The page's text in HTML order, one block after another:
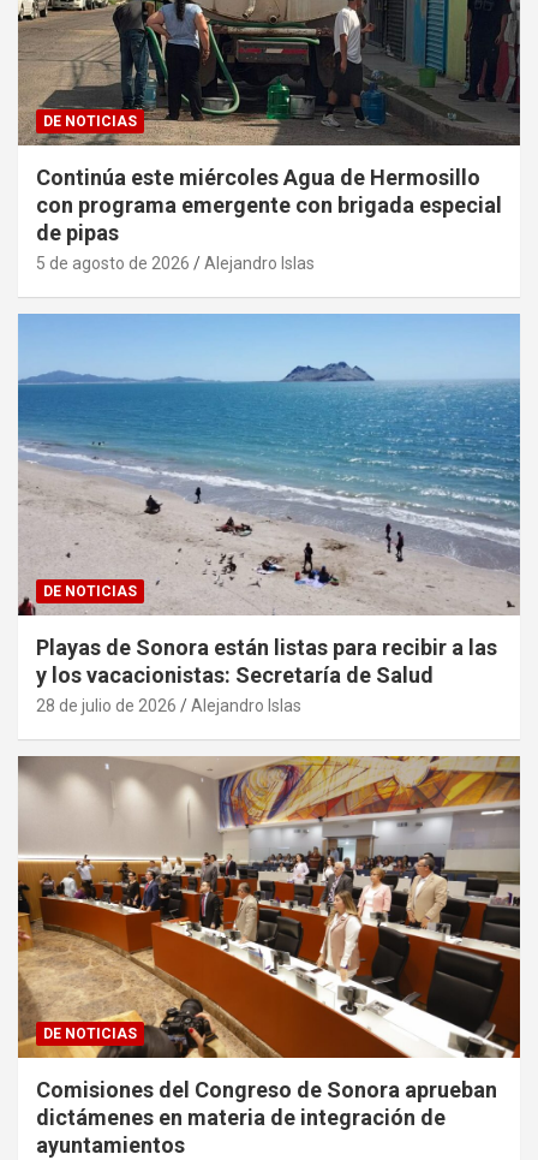
DE NOTICIAS
Continúa este miércoles Agua de Hermosillo
con programa emergente con brigada especial
de pipas
5 de agosto de 2026 Alejandro Islas
DE NOTICIAS
Playas de Sonora están listas para recibir a las
y los vacacionistas: Secretaría de Salud
28 de julio de 2026 Alejandro Islas
DE NOTICIAS
Comisiones del Congreso de Sonora aprueban
dictámenes en materia de integración de
ayuntamientos